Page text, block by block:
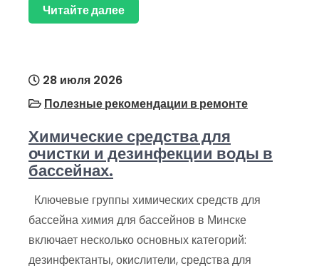
Читайте далее
28 июля 2026
Полезные рекомендации в ремонте
Химические средства для
очистки и дезинфекции воды в
бассейнах.
Ключевые группы химических средств для
бассейна химия для бассейнов в Минске
включает несколько основных категорий:
дезинфектанты, окислители, средства для